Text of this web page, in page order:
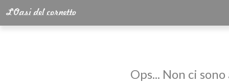
Ops... Non ci